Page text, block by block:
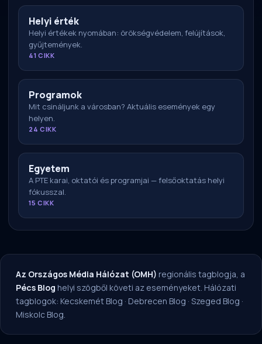
Helyi érték
Helyi értékek nyomában: örökségvédelem, felújítások,
gyűjtemények.
41 CIKK
Programok
Mit csináljunk a városban? Aktuális események egy
helyen.
24 CIKK
Egyetem
A PTE karai, oktatói és programjai — felsőoktatás helyi
fókusszal.
15 CIKK
Az Országos Média Hálózat (OMH) regionális tagblogja, a
Pécs Blog helyi szögből követi az eseményeket. Hálózati
tagblogok: Kecskemét Blog · Debrecen Blog · Szeged Blog ·
Miskolc Blog.